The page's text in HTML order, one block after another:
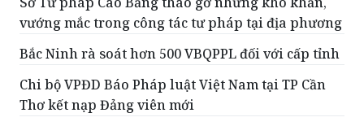
vướng mắc trong công tác tư pháp tại địa phương
Bắc Ninh rà soát hơn 500 VBQPPL đối với cấp tỉnh
Chi bộ VPĐD Báo Pháp luật Việt Nam tại TP Cần
Thơ kết nạp Đảng viên mới